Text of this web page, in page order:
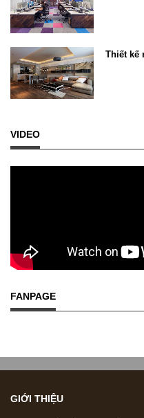
Thiết kế
VIDEO
FANPAGE
GIỚI THIỆU